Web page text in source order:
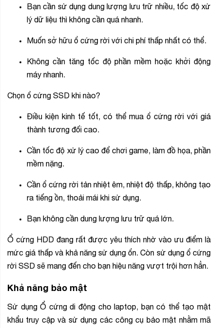
Bạn cần sử dụng dung lượng lưu trữ nhiều, tốc độ xử
lý dữ liệu thì không cần quá nhanh.
Muốn sở hữu ổ cứng rời với chi phí thấp nhất có thể.
Không cần tăng tốc độ phần mềm hoặc khởi động
máy nhanh.
Chọn ổ cứng SSD khi nào?
Điều kiện kinh tế tốt, có thể mua ổ cứng rời với giá
thành tương đối cao.
Cần tốc độ xử lý cao để chơi game, làm đồ họa, phần
mềm nặng.
Cần ổ cứng rời tản nhiệt êm, nhiệt độ thấp, không tạo
ra tiếng ồn, thoải mái khi sử dụng.
Bạn không cần dung lượng lưu trữ quá lớn.
Ổ cứng HDD đang rất được yêu thích nhờ vào ưu điểm là
mức giá thấp và khả năng sử dụng ổn. Còn sử dụng ổ cứng
rời SSD sẽ mang đến cho bạn hiệu năng vượt trội hơn hẳn.
Khả năng bảo mật
Sử dụng Ổ cứng di động cho laptop, bạn có thể tạo mật
khẩu truy cập và sử dụng các công cụ bảo mật nhằm mã